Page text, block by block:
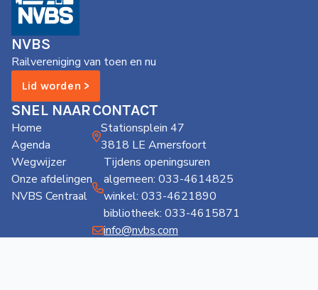
NVBS
Railvereniging van toen en nu
Lid worden >
SNEL NAAR
Home
Agenda
Wegwijzer
Onze afdelingen
NVBS Centraal
CONTACT
Stationsplein 47
3818 LE Amersfoort
Tijdens openingsuren
algemeen: 033-4614825
winkel: 033-4621890
bibliotheek: 033-4615871
info@nvbs.com